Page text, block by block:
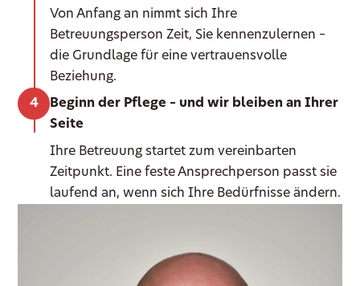
Von Anfang an nimmt sich Ihre
Betreuungsperson Zeit, Sie kennenzulernen –
die Grundlage für eine vertrauensvolle
Beziehung.
Beginn der Pflege – und wir bleiben an Ihrer
Seite
Ihre Betreuung startet zum vereinbarten
Zeitpunkt. Eine feste Ansprechperson passt sie
laufend an, wenn sich Ihre Bedürfnisse ändern.